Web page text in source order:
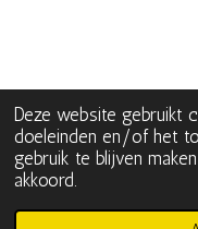
Deze website gebruikt
doeleinden en/of het
gebruik te blijven
akkoord.